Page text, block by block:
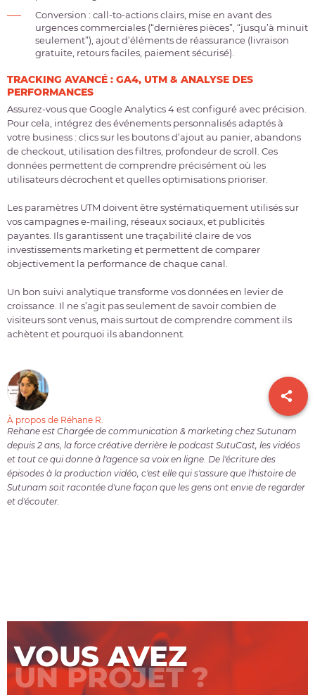
Conversion : call-to-actions clairs, mise en avant des
urgences commerciales (“dernières pièces”, “jusqu’à minuit
seulement”), ajout d’éléments de réassurance (livraison
gratuite, retours faciles, paiement sécurisé).
TRACKING AVANCÉ : GA4, UTM & ANALYSE DES
PERFORMANCES
Assurez-vous que Google Analytics 4 est configuré avec précision.
Pour cela, intégrez des événements personnalisés adaptés à
votre business : clics sur les boutons d’ajout au panier, abandons
de checkout, utilisation des filtres, profondeur de scroll. Ces
données permettent de comprendre précisément où les
utilisateurs décrochent et quelles optimisations prioriser.
Les paramètres UTM doivent être systématiquement utilisés sur
vos campagnes e-mailing, réseaux sociaux, et publicités
payantes. Ils garantissent une traçabilité claire de vos
investissements marketing et permettent de comparer
objectivement la performance de chaque canal.
Un bon suivi analytique transforme vos données en levier de
croissance. Il ne s’agit pas seulement de savoir combien de
visiteurs sont venus, mais surtout de comprendre comment ils
achètent et pourquoi ils abandonnent.
À propos de Réhane R.
Rehane est Chargée de communication & marketing chez Sutunam
depuis 2 ans, la force créative derrière le podcast SutuCast, les vidéos
et tout ce qui donne à l'agence sa voix en ligne. De l'écriture des
épisodes à la production vidéo, c'est elle qui s'assure que l'histoire de
Sutunam soit racontée d'une façon que les gens ont envie de regarder
et d'écouter.
VOUS AVEZ
UN PROJET ?